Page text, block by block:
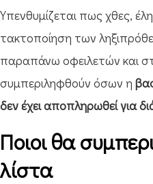
Υπενθυμίζεται πως χθες,
τακτοποίηση των
παραπάνω οφειλετών και
συμπεριληφθούν όσων η
δεν έχει αποπληρωθεί για
Ποιοι θα
λίστα